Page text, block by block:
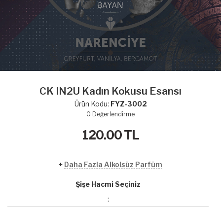
CK IN2U Kadın Kokusu Esansı
Ürün Kodu: FYZ-3002
0 Değerlendirme
120.00TL
+ Daha Fazla Alkolsüz Parfüm
Şişe Hacmi Seçiniz
: